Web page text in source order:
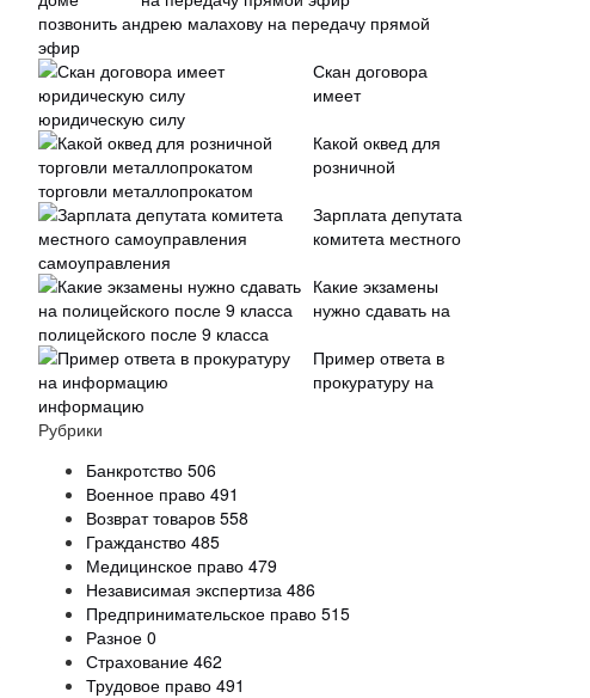
позвонить андрею малахову на передачу прямой
эфир
Скан договора
имеет
юридическую силу
Какой оквед для
розничной
торговли металлопрокатом
Зарплата депутата
комитета местного
самоуправления
Какие экзамены
нужно сдавать на
полицейского после 9 класса
Пример ответа в
прокуратуру на
информацию
Рубрики
Банкротство 506
Военное право 491
Возврат товаров 558
Гражданство 485
Медицинское право 479
Независимая экспертиза 486
Предпринимательское право 515
Разное 0
Страхование 462
Трудовое право 491